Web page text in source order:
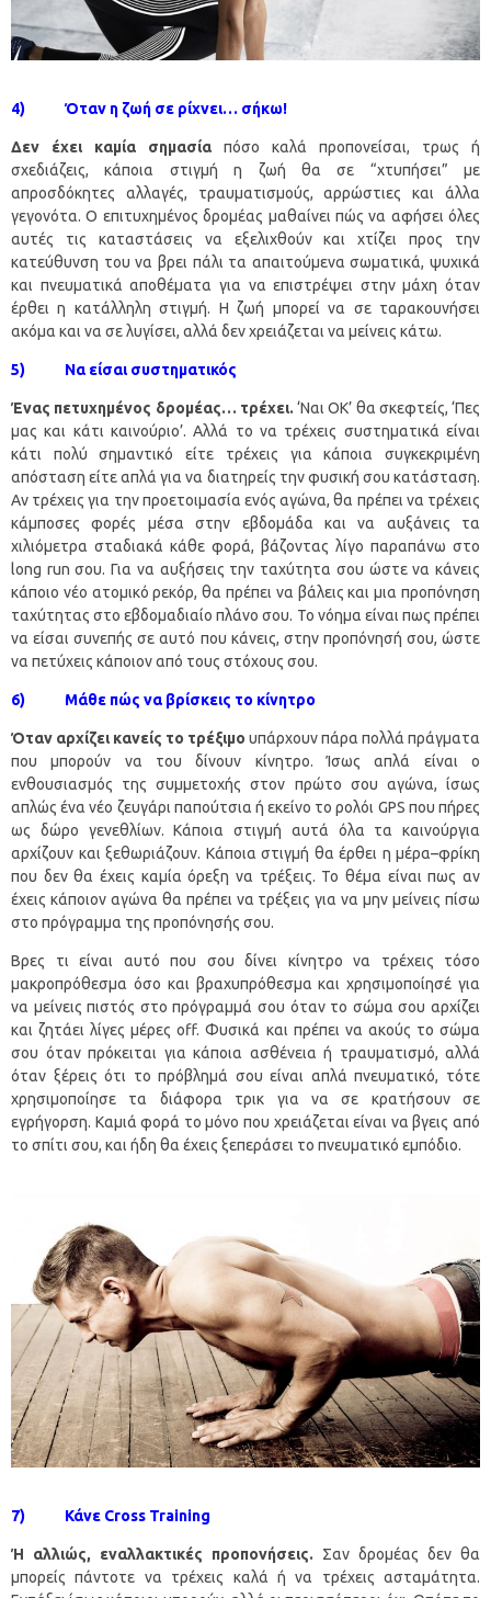
4) Όταν η ζωή σε ρίχνει… σήκω!
Δεν έχει καμία σημασία πόσο καλά προπονείσαι, τρως ή
σχεδιάζεις, κάποια στιγμή η ζωή θα σε “χτυπήσει” με
απροσδόκητες αλλαγές, τραυματισμούς, αρρώστιες και άλλα
γεγονότα. Ο επιτυχημένος δρομέας μαθαίνει πώς να αφήσει όλες
αυτές τις καταστάσεις να εξελιχθούν και χτίζει προς την
κατεύθυνση του να βρει πάλι τα απαιτούμενα σωματικά, ψυχικά
και πνευματικά αποθέματα για να επιστρέψει στην μάχη όταν
έρθει η κατάλληλη στιγμή. Η ζωή μπορεί να σε ταρακουνήσει
ακόμα και να σε λυγίσει, αλλά δεν χρειάζεται να μείνεις κάτω.
5) Να είσαι συστηματικός
Ένας πετυχημένος δρομέας… τρέχει. ‘Ναι ΟΚ’ θα σκεφτείς, ‘Πες
μας και κάτι καινούριο’. Αλλά το να τρέχεις συστηματικά είναι
κάτι πολύ σημαντικό είτε τρέχεις για κάποια συγκεκριμένη
απόσταση είτε απλά για να διατηρείς την φυσική σου κατάσταση.
Αν τρέχεις για την προετοιμασία ενός αγώνα, θα πρέπει να τρέχεις
κάμποσες φορές μέσα στην εβδομάδα και να αυξάνεις τα
χιλιόμετρα σταδιακά κάθε φορά, βάζοντας λίγο παραπάνω στο
long run σου. Για να αυξήσεις την ταχύτητα σου ώστε να κάνεις
κάποιο νέο ατομικό ρεκόρ, θα πρέπει να βάλεις και μια προπόνηση
ταχύτητας στο εβδομαδιαίο πλάνο σου. Το νόημα είναι πως πρέπει
να είσαι συνεπής σε αυτό που κάνεις, στην προπόνησή σου, ώστε
να πετύχεις κάποιον από τους στόχους σου.
6) Μάθε πώς να βρίσκεις το κίνητρο
Όταν αρχίζει κανείς το τρέξιμο υπάρχουν πάρα πολλά πράγματα
που μπορούν να του δίνουν κίνητρο. Ίσως απλά είναι ο
ενθουσιασμός της συμμετοχής στον πρώτο σου αγώνα, ίσως
απλώς ένα νέο ζευγάρι παπούτσια ή εκείνο το ρολόι GPS που πήρες
ως δώρο γενεθλίων. Κάποια στιγμή αυτά όλα τα καινούργια
αρχίζουν και ξεθωριάζουν. Κάποια στιγμή θα έρθει η μέρα–φρίκη
που δεν θα έχεις καμία όρεξη να τρέξεις. Το θέμα είναι πως αν
έχεις κάποιον αγώνα θα πρέπει να τρέξεις για να μην μείνεις πίσω
στο πρόγραμμα της προπόνησής σου.
Βρες τι είναι αυτό που σου δίνει κίνητρο να τρέχεις τόσο
μακροπρόθεσμα όσο και βραχυπρόθεσμα και χρησιμοποίησέ για
να μείνεις πιστός στο πρόγραμμά σου όταν το σώμα σου αρχίζει
και ζητάει λίγες μέρες off. Φυσικά και πρέπει να ακούς το σώμα
σου όταν πρόκειται για κάποια ασθένεια ή τραυματισμό, αλλά
όταν ξέρεις ότι το πρόβλημά σου είναι απλά πνευματικό, τότε
χρησιμοποίησε τα διάφορα τρικ για να σε κρατήσουν σε
εγρήγορση. Καμιά φορά το μόνο που χρειάζεται είναι να βγεις από
το σπίτι σου, και ήδη θα έχεις ξεπεράσει το πνευματικό εμπόδιο.
7) Κάνε Cross Training
Ή αλλιώς, εναλλακτικές προπονήσεις. Σαν δρομέας δεν θα
μπορείς πάντοτε να τρέχεις καλά ή να τρέχεις ασταμάτητα.